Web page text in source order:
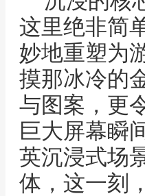
这里绝非简
妙地重塑为
摸那冰冷的
与图案，更
巨大屏幕瞬
英沉浸式场
体，这一刻